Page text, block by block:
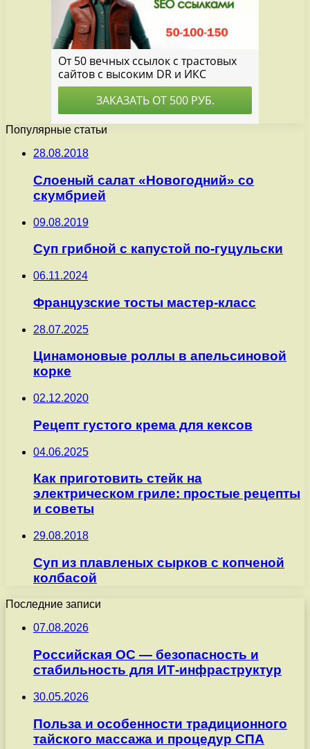
Популярные статьи
28.08.2018
Слоеный салат «Новогодний» со
скумбрией
09.08.2019
Суп грибной с капустой по-гуцульски
06.11.2024
Французские тосты мастер-класс
28.07.2025
Цинамоновые роллы в апельсиновой
корке
02.12.2020
Рецепт густого крема для кексов
04.06.2025
Как приготовить стейк на
электрическом гриле: простые рецепты
и советы
29.08.2018
Суп из плавленых сырков с копченой
колбасой
Последние записи
07.08.2026
Российская ОС — безопасность и
стабильность для ИТ-инфраструктур
30.05.2026
Польза и особенности традиционного
тайского массажа и процедур СПА